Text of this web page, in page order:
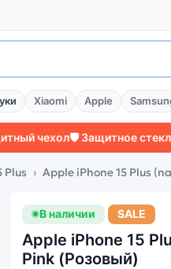
Xiaomi Apple
🛡️ Защитное стекло🔧
Plus Apple iPhone 15 Plus
В наличии SALE
Apple iPhone 15
Pink (Розовый)